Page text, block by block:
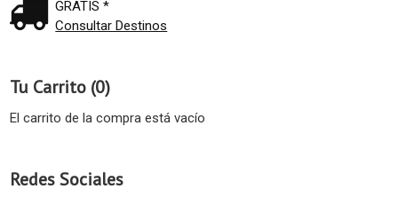
GRATIS *
Consultar Destinos
Tu Carrito (0)
El carrito de la compra está vacío
Redes Sociales